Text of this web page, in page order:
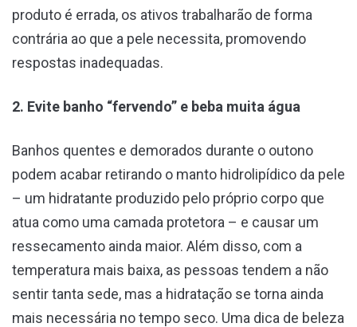
produto é errada, os ativos trabalharão de forma
contrária ao que a pele necessita, promovendo
respostas inadequadas.
2. Evite banho “fervendo” e beba muita água
Banhos quentes e demorados durante o outono
podem acabar retirando o manto hidrolipídico da pele
– um hidratante produzido pelo próprio corpo que
atua como uma camada protetora – e causar um
ressecamento ainda maior. Além disso, com a
temperatura mais baixa, as pessoas tendem a não
sentir tanta sede, mas a hidratação se torna ainda
mais necessária no tempo seco. Uma dica de beleza